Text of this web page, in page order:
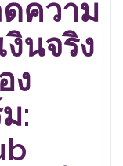
ความ
งินจริง
ง
: